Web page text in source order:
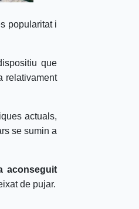
popularitat i
que
relativament
actuals,
se sumin a
aconseguit
de pujar.